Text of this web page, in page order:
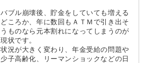
バブル崩壊後、貯金をしていても増える
どころか、年に数回もＡＴＭで引き出そ
うものなら元本割れになってしまうのが
現状です。
状況が大きく変わり、年金受給の問題や
少子高齢化、リーマンショックなどの日